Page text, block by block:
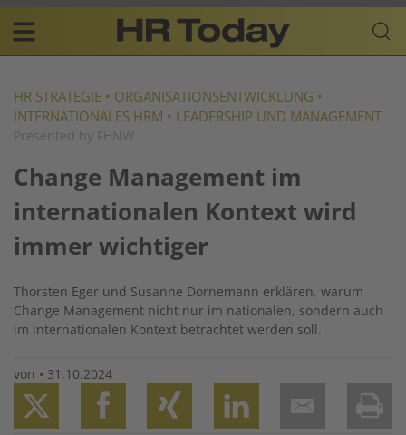
Skip
content
Plattform
für
Resources
navigation
DE
HR STRATEGIE • ORGANISATIONSENTWICKLUNG •
INTERNATIONALES HRM • LEADERSHIP UND MANAGEMENT
Presented by FHNW
Change Management im
internationalen Kontext wird
immer wichtiger
Thorsten Eger und Susanne Dornemann erklären, warum
Change Management nicht nur im nationalen, sondern auch
im internationalen Kontext betrachtet werden soll.
von • 31.10.2024